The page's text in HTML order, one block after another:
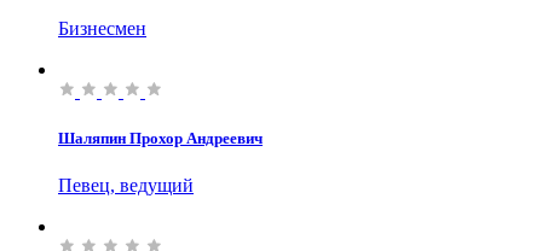
Бизнесмен
Шаляпин Прохор Андреевич
Певец, ведущий